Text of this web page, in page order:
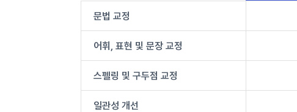
문법 교정
어휘, 표현 및 문장 교정
스펠링 및 구두점 교정
일관성 개선